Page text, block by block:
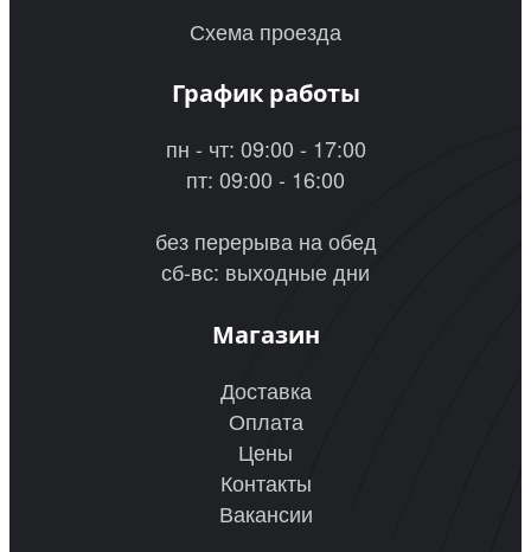
Схема проезда
График работы
пн - чт: 09:00 - 17:00
пт: 09:00 - 16:00
без перерыва на обед
сб-вс: выходные дни
Магазин
Доставка
Оплата
Цены
Контакты
Вакансии